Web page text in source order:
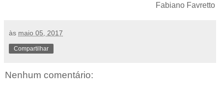
Fabiano Favretto
às maio 05, 2017
Compartilhar
Nenhum comentário: